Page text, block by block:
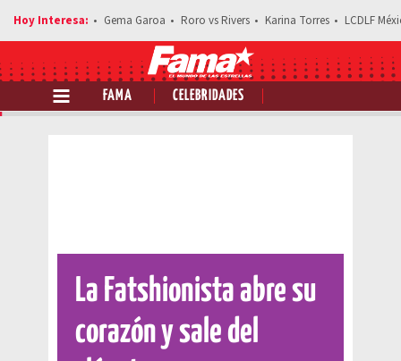
Gema Garoa Roro vs Rivers Karina Torres LCDLF
FAMA CELEBRIDADES
Comparte esta noticia
La Fatshionista abre su
corazón y sale del